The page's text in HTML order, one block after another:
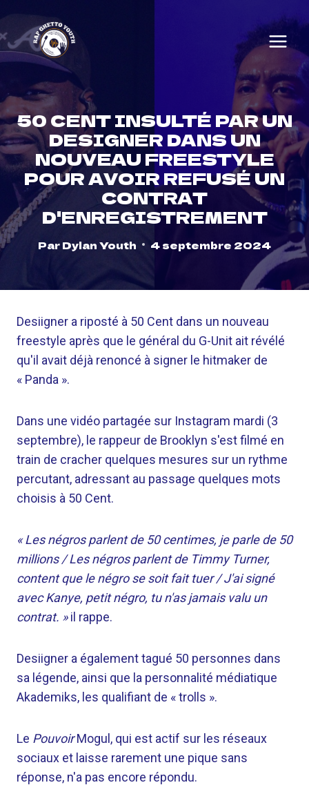
content
50 CENT INSULTÉ PAR UN
DESIGNER DANS UN
NOUVEAU FREESTYLE
POUR AVOIR REFUSÉ UN
CONTRAT
D'ENREGISTREMENT
ParDylan Youth 4 septembre 2024
Desiigner a riposté à 50 Cent dans un nouveau
freestyle après que le général du G-Unit ait révélé
qu'il avait déjà renoncé à signer le hitmaker de
« Panda ».
Dans une vidéo partagée sur Instagram mardi (3
septembre), le rappeur de Brooklyn s'est filmé en
train de cracher quelques mesures sur un rythme
percutant, adressant au passage quelques mots
choisis à 50 Cent.
« Les négros parlent de 50 centimes, je parle de 50
millions / Les négros parlent de Timmy Turner,
content que le négro se soit fait tuer / J'ai signé
avec Kanye, petit négro, tu n'as jamais valu un
contrat. »il rappe.
Desiigner a également tagué 50 personnes dans
sa légende, ainsi que la personnalité médiatique
Akademiks, les qualifiant de « trolls ».
Le PouvoirMogul, qui est actif sur les réseaux
sociaux et laisse rarement une pique sans
réponse, n'a pas encore répondu.